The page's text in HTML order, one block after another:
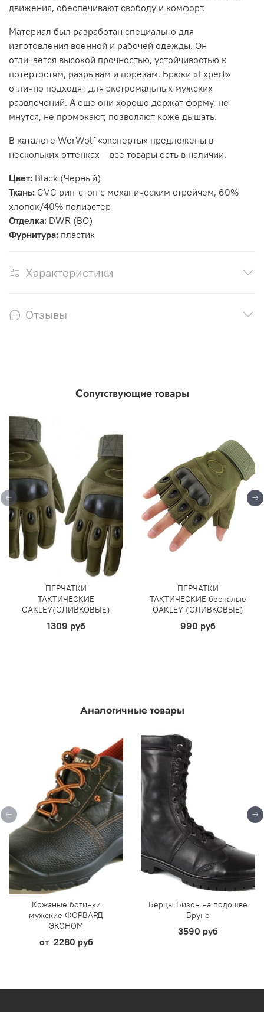
движения, обеспечивают свободу и комфорт.
Материал был разработан специально для
изготовления военной и рабочей одежды. Он
отличается высокой прочностью, устойчивостью к
потертостям, разрывам и порезам. Брюки «Expert»
отлично подходят для экстремальных мужских
развлечений. А еще они хорошо держат форму, не
мнутся, не промокают, позволяют коже дышать.
В каталоге WerWolf «эксперты» предложены в
нескольких оттенках – все товары есть в наличии.
Цвет: Black (Черный)
Ткань: CVC рип-стоп с механическим стрейчем, 60%
хлопок/40% полиэстер
Отделка: DWR (ВО)
Фурнитура: пластик
Характеристики
Отзывы
Сопутствующие товары
ПЕРЧАТКИ
ТАКТИЧЕСКИЕ
OAKLEY(ОЛИВКОВЫЕ)
1309 руб
ПЕРЧАТКИ
ТАКТИЧЕСКИЕ беспалые
OAKLEY (ОЛИВКОВЫЕ)
990 руб
Аналогичные товары
Кожаные ботинки
мужские ФОРВАРД
ЭКОНОМ
от 2280 руб
Берцы Бизон на подошве
Бруно
3590 руб